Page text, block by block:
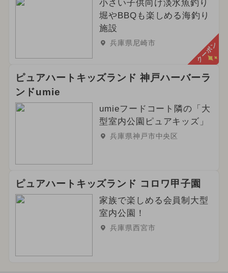
イルミネーション
2024年3月のイベント
2025年6月のイベント
ご当地グルメ・限定メニュー
小さい子供向け淡水魚釣り
堀やBBQも楽しめる海釣り
施設
兵庫県尼崎市 クーポン
ピュアハートキッズランド 神戸ハーバーラ
ンドumie
umieフードコート隣の「大
型室内公園ピュアキッズ」
兵庫県神戸市中央区
ピュアハートキッズランド コロワ甲子園
家族で楽しめる会員制大型
室内公園！
兵庫県西宮市